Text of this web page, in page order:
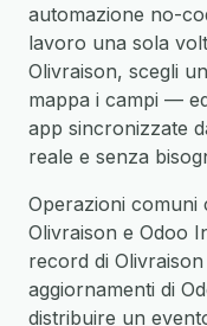
automazione no-
lavoro una sola
Olivraison, scegli
mappa i campi —
app sincronizzate
reale e senza
Operazioni comuni
Olivraison e Odoo
record di
aggiornamenti di
distribuire un